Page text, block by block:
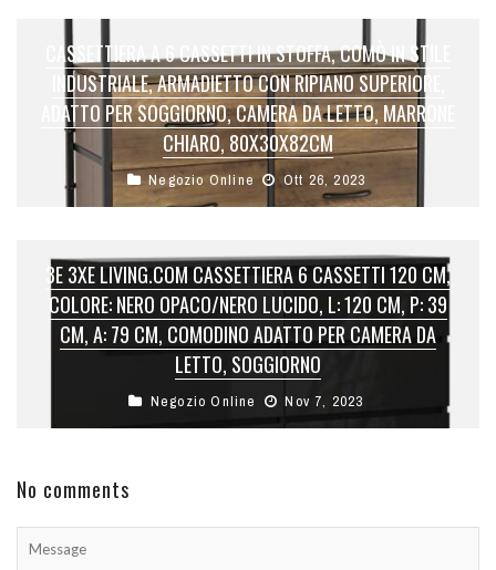
CASSETTIERA A 6 CASSETTI IN STOFFA, COMÒ IN STILE
INDUSTRIALE, ARMADIETTO CON RIPIANO SUPERIORE,
ADATTO PER SOGGIORNO, CAMERA DA LETTO, MARRONE
CHIARO, 80X30X82CM
Negozio Online Ott 26, 2023
3E 3XE LIVING.COM CASSETTIERA 6 CASSETTI 120 CM,
COLORE: NERO OPACO/NERO LUCIDO, L: 120 CM, P: 39
CM, A: 79 CM, COMODINO ADATTO PER CAMERA DA
LETTO, SOGGIORNO
Negozio Online Nov 7, 2023
No comments